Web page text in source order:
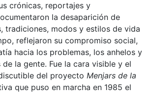
crónicas, reportajes y
la desaparición de
tradiciones, modos y estilos de vida
reflejaron su compromiso social,
hacia los problemas, los anhelos y
de la gente. Fue la cara visible y el
del proyecto Menjars de la
que puso en marcha en 1985 el